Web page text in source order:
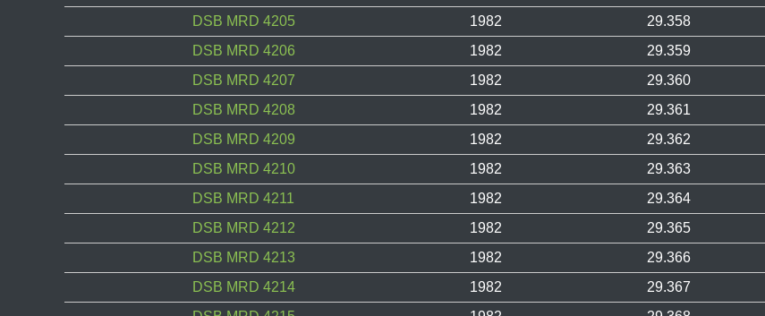
DSB MRD 4205
1982
29.358
DSB MRD 4206
1982
29.359
DSB MRD 4207
1982
29.360
DSB MRD 4208
1982
29.361
DSB MRD 4209
1982
29.362
DSB MRD 4210
1982
29.363
DSB MRD 4211
1982
29.364
DSB MRD 4212
1982
29.365
DSB MRD 4213
1982
29.366
DSB MRD 4214
1982
29.367